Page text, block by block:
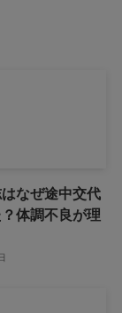
なぜ途中交代
体調不良が理